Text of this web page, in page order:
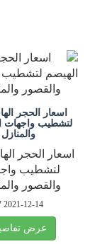
اسعار الحجر
لتشطيب واجهات
والمنازل 2022
اسعار الحجر
لتشطيب
والقصور
2021-12-14 12:38:07
عرض